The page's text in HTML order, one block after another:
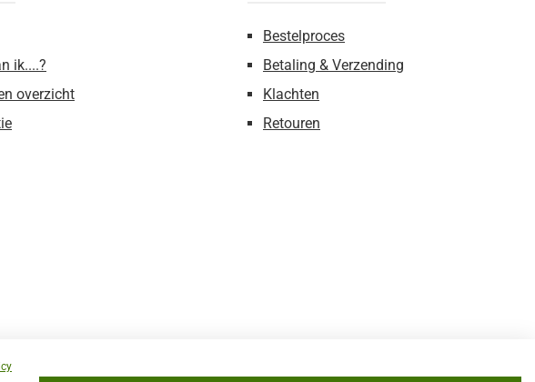
ik....?
overzicht
Bestelproces
Betaling & Verzending
Klachten
Retouren